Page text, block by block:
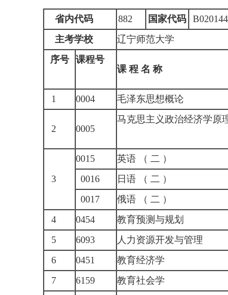
省内代码 882 国家代码
主考学校
辽宁师范大学
序号
课程号
课 程 名 称
1 0004 毛泽东思想概论
2 0005
马克思主义政治经济学原
3
0015 英语 （ 二 ）
0016 日语 （ 二 ）
0017
俄语 （ 二 ）
4
0454 教育预测与规划
5
6093 人力资源开发与管理
6
0451 教育经济学
7
6159 教育社会学